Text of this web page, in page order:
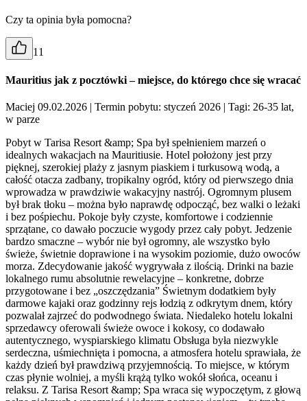
Czy ta opinia była pomocna?
11
Mauritius jak z pocztówki – miejsce, do którego chce się wracać
Maciej 09.02.2026 | Termin pobytu: styczeń 2026 | Tagi: 26-35 lat,
w parze
Pobyt w Tarisa Resort &amp; Spa był spełnieniem marzeń o
idealnych wakacjach na Mauritiusie. Hotel położony jest przy
pięknej, szerokiej plaży z jasnym piaskiem i turkusową wodą, a
całość otacza zadbany, tropikalny ogród, który od pierwszego dnia
wprowadza w prawdziwie wakacyjny nastrój. Ogromnym plusem
był brak tłoku – można było naprawdę odpocząć, bez walki o leżaki
i bez pośpiechu. Pokoje były czyste, komfortowe i codziennie
sprzątane, co dawało poczucie wygody przez cały pobyt. Jedzenie
bardzo smaczne – wybór nie był ogromny, ale wszystko było
świeże, świetnie doprawione i na wysokim poziomie, dużo owoców
morza. Zdecydowanie jakość wygrywała z ilością. Drinki na bazie
lokalnego rumu absolutnie rewelacyjne – konkretne, dobrze
przygotowane i bez „oszczędzania” Świetnym dodatkiem były
darmowe kajaki oraz godzinny rejs łodzią z odkrytym dnem, który
pozwalał zajrzeć do podwodnego świata. Niedaleko hotelu lokalni
sprzedawcy oferowali świeże owoce i kokosy, co dodawało
autentycznego, wyspiarskiego klimatu Obsługa była niezwykle
serdeczna, uśmiechnięta i pomocna, a atmosfera hotelu sprawiała, że
każdy dzień był prawdziwą przyjemnością. To miejsce, w którym
czas płynie wolniej, a myśli krążą tylko wokół słońca, oceanu i
relaksu. Z Tarisa Resort &amp; Spa wraca się wypoczętym, z głową